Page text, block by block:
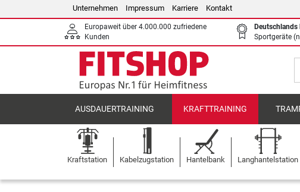
Unternehmen Impressum Karriere Kontakt
Europaweit über 4.000.000 zufriedene
Kunden
Sportgeräte
AUSDAUERTRAINING KRAFTTRAINING
Kraftstation Kabelzugstation Hantelbank Langhantelstation